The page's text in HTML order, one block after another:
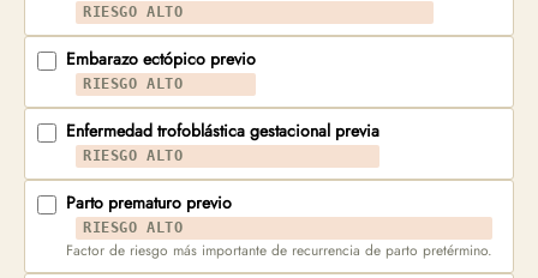
RIESGO ALTO
Embarazo ectópico previo
RIESGO ALTO
Enfermedad trofoblástica gestacional previa
RIESGO ALTO
Parto prematuro previo
RIESGO ALTO
Factor de riesgo más importante de recurrencia de parto pretérmino.